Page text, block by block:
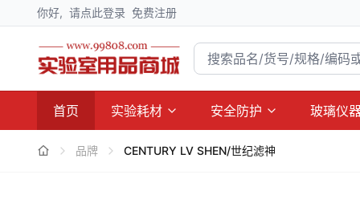
你好, 请点此登录 免费注册
首页 实验耗材 安全防护 玻璃仪
品牌 CENTURY LV SHEN/世纪滤神